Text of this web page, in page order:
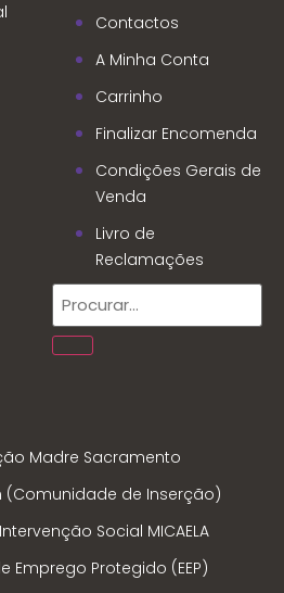
Contactos
A Minha Conta
Carrinho
Finalizar Encomenda
Condições Gerais de
Venda
Livro de
Reclamações
Madre Sacramento
(Comunidade de Inserção)
Social MICAELA
Emprego Protegido (EEP)